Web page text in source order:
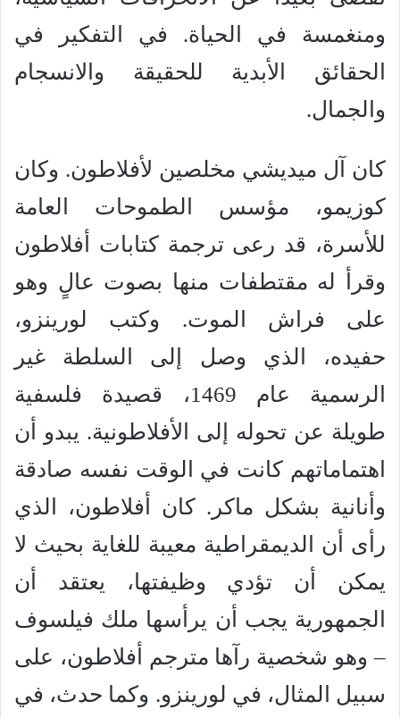
ومنغمسة في الحياة. في التفكير في
الحقائق الأبدية للحقيقة والانسجام
والجمال.
كان آل ميديشي مخلصين لأفلاطون. وكان
كوزيمو، مؤسس الطموحات العامة
للأسرة، قد رعى ترجمة كتابات أفلاطون
وقرأ له مقتطفات منها بصوت عالٍ وهو
على فراش الموت. وكتب لورينزو،
حفيده، الذي وصل إلى السلطة غير
الرسمية عام 1469، قصيدة فلسفية
طويلة عن تحوله إلى الأفلاطونية. يبدو أن
اهتماماتهم كانت في الوقت نفسه صادقة
وأنانية بشكل ماكر. كان أفلاطون، الذي
رأى أن الديمقراطية معيبة للغاية بحيث لا
يمكن أن تؤدي وظيفتها، يعتقد أن
الجمهورية يجب أن يرأسها ملك فيلسوف
– وهو شخصية رآها مترجم أفلاطون، على
سبيل المثال، في لورينزو. وكما حدث، في